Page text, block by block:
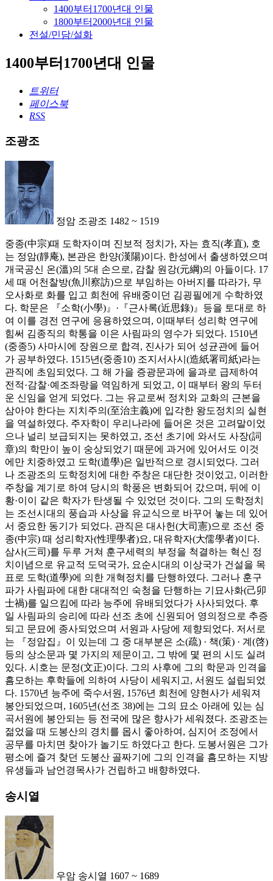
1400부터1700년대 인물
1800부터2000년대 인물
전설/민담/설화
1400부터1700년대 인물
트위터
페이스북
RSS
조광조
정암 조광조 1482 ~ 1519
중종(中宗)때 도학자이며 진보적 정치가, 자는 효직(孝直), 호
는 정암(靜庵), 본관은 한양(漢陽)이다. 한성에서 출생하였으며
개국공신 온(溫)의 5대 손으로, 감찰 원강(元綱)의 아들이다. 17
세 때 어천찰방(魚川察訪)으로 부임하는 아버지를 따라가, 무
오사화로 화를 입고 희천에 유배중이던 김굉필에게 수학하였
다. 학문은 『소학(小學)』·『근사록(近思錄)』등을 토대로 하
여 이를 경전 연구에 응용하였으며, 이때부터 성리학 연구에
힘써 김종직의 학통을 이은 사림파의 영수가 되었다. 1510년
(중종5) 사마시에 장원으로 합격, 진사가 되어 성균관에 들어
가 공부하였다. 1515년(중종10) 조지서사시(造紙署司紙)라는
관직에 초임되었다. 그 해 가을 증광문과에 을과로 급제하여
전적·감찰·예조좌랑을 역임하게 되었고, 이 때부터 왕의 두터
운 신임을 얻게 되었다. 그는 유교로써 정치와 교화의 근본을
삼아야 한다는 지치주의(至治主義)에 입각한 왕도정치의 실현
을 역설하였다. 주자학이 우리나라에 들어온 것은 고려말이었
으나 널리 보급되지는 못하였고, 조선 초기에 와서도 사장(詞
章)의 학만이 높이 숭상되었기 때문에 과거에 있어서도 이것
에만 치중하였고 도학(道學)은 일반적으로 경시되었다. 그러
나 조광조의 도학정치에 대한 주창은 대단한 것이었고, 이러한
주창을 계기로 하여 당시의 학풍은 변화되어 갔으며, 뒤에 이
황·이이 같은 학자가 탄생될 수 있었던 것이다. 그의 도학정치
는 조선시대의 풍습과 사상을 유교식으로 바꾸어 놓는 데 있어
서 중요한 동기가 되었다. 관직은 대사헌(大司憲)으로 조선 중
종(中宗) 때 성리학자(性理學者)요, 대유학자(大儒學者)이다.
삼사(三司)를 두루 거쳐 훈구세력의 부정을 척결하는 혁신 정
치이념으로 유교적 도덕국가, 요순시대의 이상국가 건설을 목
표로 도학(道學)에 의한 개혁정치를 단행하였다. 그러나 훈구
파가 사림파에 대한 대대적인 숙청을 단행하는 기묘사화(己卯
士禍)를 일으킴에 따라 능주에 유배되었다가 사사되었다. 후
일 사림파의 승리에 따라 선조 초에 신원되어 영의정으로 추증
되고 문묘에 종사되었으며 서원과 사당에 제향되었다. 저서로
는 『정암집』이 있는데 그 중 대부분은 소(疏) · 책(策) · 계(啓)
등의 상소문과 몇 가지의 제문이고, 그 밖에 몇 편의 시도 실려
있다. 시호는 문정(文正)이다. 그의 사후에 그의 학문과 인격을
흠모하는 후학들에 의하여 사당이 세워지고, 서원도 설립되었
다. 1570년 능주에 죽수서원, 1576년 희천에 양현사가 세워져
봉안되었으며, 1605년(선조 38)에는 그의 묘소 아래에 있는 심
곡서원에 봉안되는 등 전국에 많은 향사가 세워졌다. 조광조는
젊었을 때 도봉산의 경치를 몹시 좋아하여, 심지어 조정에서
공무를 마치면 찾아가 놀기도 하였다고 한다. 도봉서원은 그가
평소에 즐겨 찾던 도봉산 골짜기에 그의 인격을 흠모하는 지방
유생들과 남언경목사가 건립하고 배향하였다.
송시열
우암 송시열 1607 ~ 1689